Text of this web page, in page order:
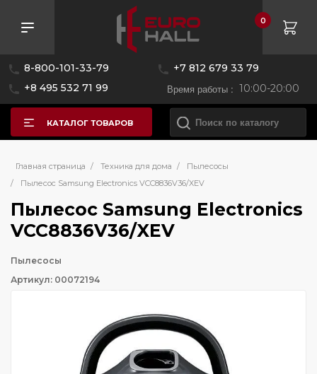
8-800-101-33-79
+7 812 679 33 79
+8 495 532 71 99
Время работы : 10:00-20:00
0
КАТАЛОГ ТОВАРОВ
Главная страница / Техника для дома /
Пылесосы
/
Пылесос Samsung Electronics VCC8836V36/XEV
Пылесос Samsung Electronics
VCC8836V36/XEV
Пылесосы
Артикул: 00072194